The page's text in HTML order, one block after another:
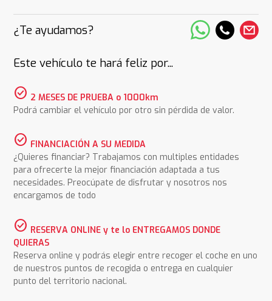
¿Te ayudamos?
Este vehículo te hará feliz por...
check_circle 2 MESES DE PRUEBA o 1000km
Podrá cambiar el vehículo por otro sin pérdida de valor.
check_circle FINANCIACIÓN A SU MEDIDA
¿Quieres financiar? Trabajamos con multiples entidades
para ofrecerte la mejor financiación adaptada a tus
necesidades. Preocúpate de disfrutar y nosotros nos
encargamos de todo
check_circle RESERVA ONLINE y te lo ENTREGAMOS DONDE
QUIERAS
Reserva online y podrás elegir entre recoger el coche en uno
de nuestros puntos de recogida o entrega en cualquier
punto del territorio nacional.